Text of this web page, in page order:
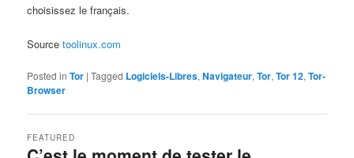
choisissez le français.
Sourcetoolinux.com
Posted in Tor |Tagged Logiciels-Libres,Navigateur,Tor,Tor 12,Tor-
Browser
FEATURED